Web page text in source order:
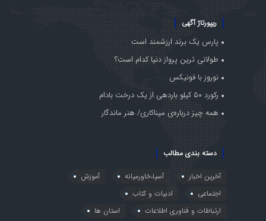
ریپورتاژ آگهی
پارس یک برند ارزشمند است
طولانی ترین پرواز دنیا کدام است؟
نوروز با فونیکس
رکورد ۵۰ کیلو باردهی از یک درخت بادام
همه چیز درباره‌ی میناکاری/ هنر ماندگار
دسته بندی مطالب
آخرین اخبار آسیا،خاورمیانه
آموزش
اجتماعی
ادبیات و کتاب
ارتباطات و فناوری اطلاعات
استان ها